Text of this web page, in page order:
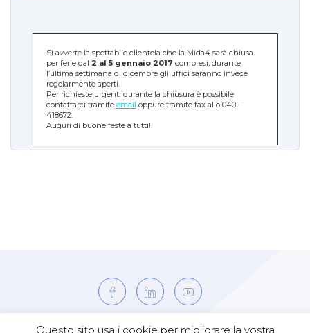
Si avverte la spettabile clientela che la Mida4 sarà chiusa
per ferie dal 2 al 5 gennaio 2017 compresi; durante
l’ultima settimana di dicembre gli uffici saranno invece
regolarmente aperti.
Per richieste urgenti durante la chiusura è possibile
contattarci tramite email oppure tramite fax allo 040-
418672.
Auguri di buone feste a tutti!
Questo sito usa i cookie per migliorare la vostra